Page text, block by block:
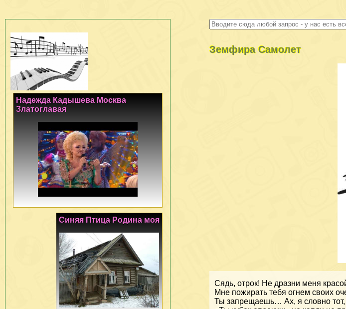
Земфира Самолет
Сядь, отрок! Не дразни меня
Мне пожирать тебя огнем своих
Ты запрещаешь… Ах, я словно тот,
Надежда Кадышева Москва
Златоглавая
Синяя Птица Родина моя